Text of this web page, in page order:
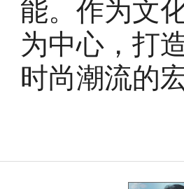
能。作为文
为中心，打
时尚潮流的